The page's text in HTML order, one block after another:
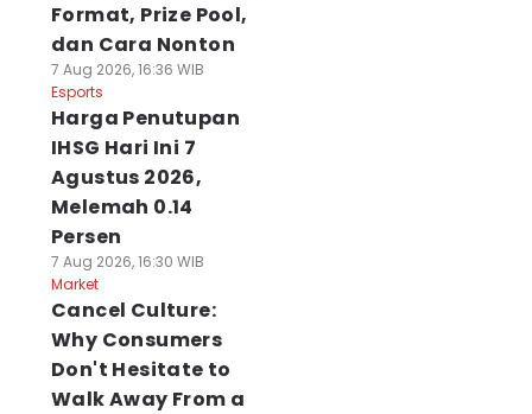
Format, Prize Pool,
dan Cara Nonton
7 Aug 2026, 16:36 WIB
Esports
Harga Penutupan
IHSG Hari Ini 7
Agustus 2026,
Melemah 0.14
Persen
7 Aug 2026, 16:30 WIB
Market
Cancel Culture:
Why Consumers
Don't Hesitate to
Walk Away From a